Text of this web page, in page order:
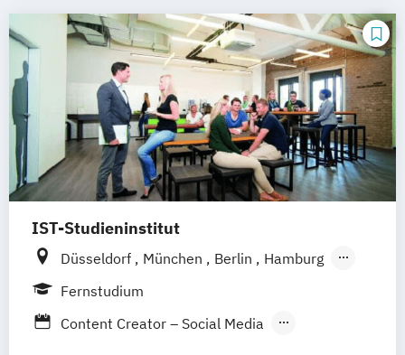
IST-Studieninstitut
Düsseldorf München Berlin
Hamburg
Weil am Rhein
Fernstudium
Content Creator – Social Media